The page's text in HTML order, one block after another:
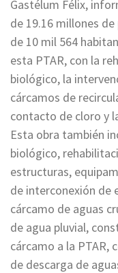
Gastélum Félix,
de 19.16 millones
de 10 mil 564
esta PTAR, con la
biológico, la
cárcamos de
contacto de cloro y
Esta obra también
biológico,
estructuras,
de interconexión de
cárcamo de aguas
de agua pluvial,
cárcamo a la PTAR,
de descarga de